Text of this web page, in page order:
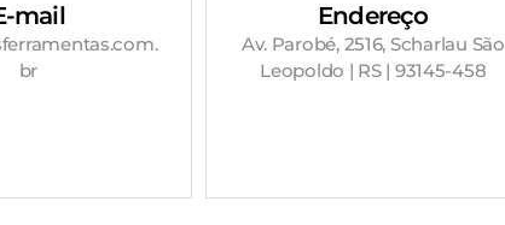
mail
br
Endereço
Av. Parobé, 2516, Scharlau São
Leopoldo | RS | 93145-458